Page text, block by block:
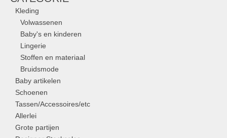
Kleding
Volwassenen
Baby's en kinderen
Lingerie
Stoffen en materiaal
Bruidsmode
Baby artikelen
Schoenen
Tassen/Accessoires/etc
Allerlei
Grote partijen